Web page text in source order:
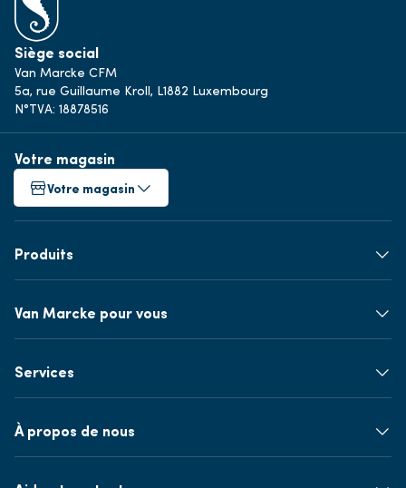
Siège social
Van Marcke CFM
5a, rue Guillaume Kroll, L1882 Luxembourg
N°TVA: 18878516
Votre magasin
Votre magasin
Produits
Van Marcke pour vous
Services
À propos de nous